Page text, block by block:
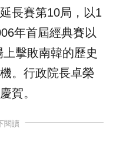
長賽第10局，以1
年首屆經典賽以
擊敗南韓的歷史
。行政院長卓榮
賀。
閱讀